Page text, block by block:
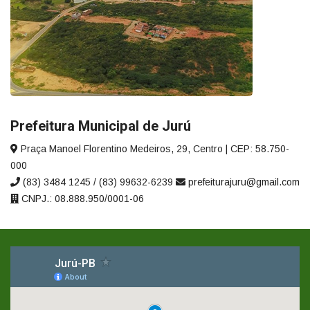
Prefeitura Municipal de Jurú
Praça Manoel Florentino Medeiros, 29, Centro | CEP: 58.750-
000
(83) 3484 1245 / (83) 99632-6239
prefeiturajuru@gmail.com
CNPJ.: 08.888.950/0001-06